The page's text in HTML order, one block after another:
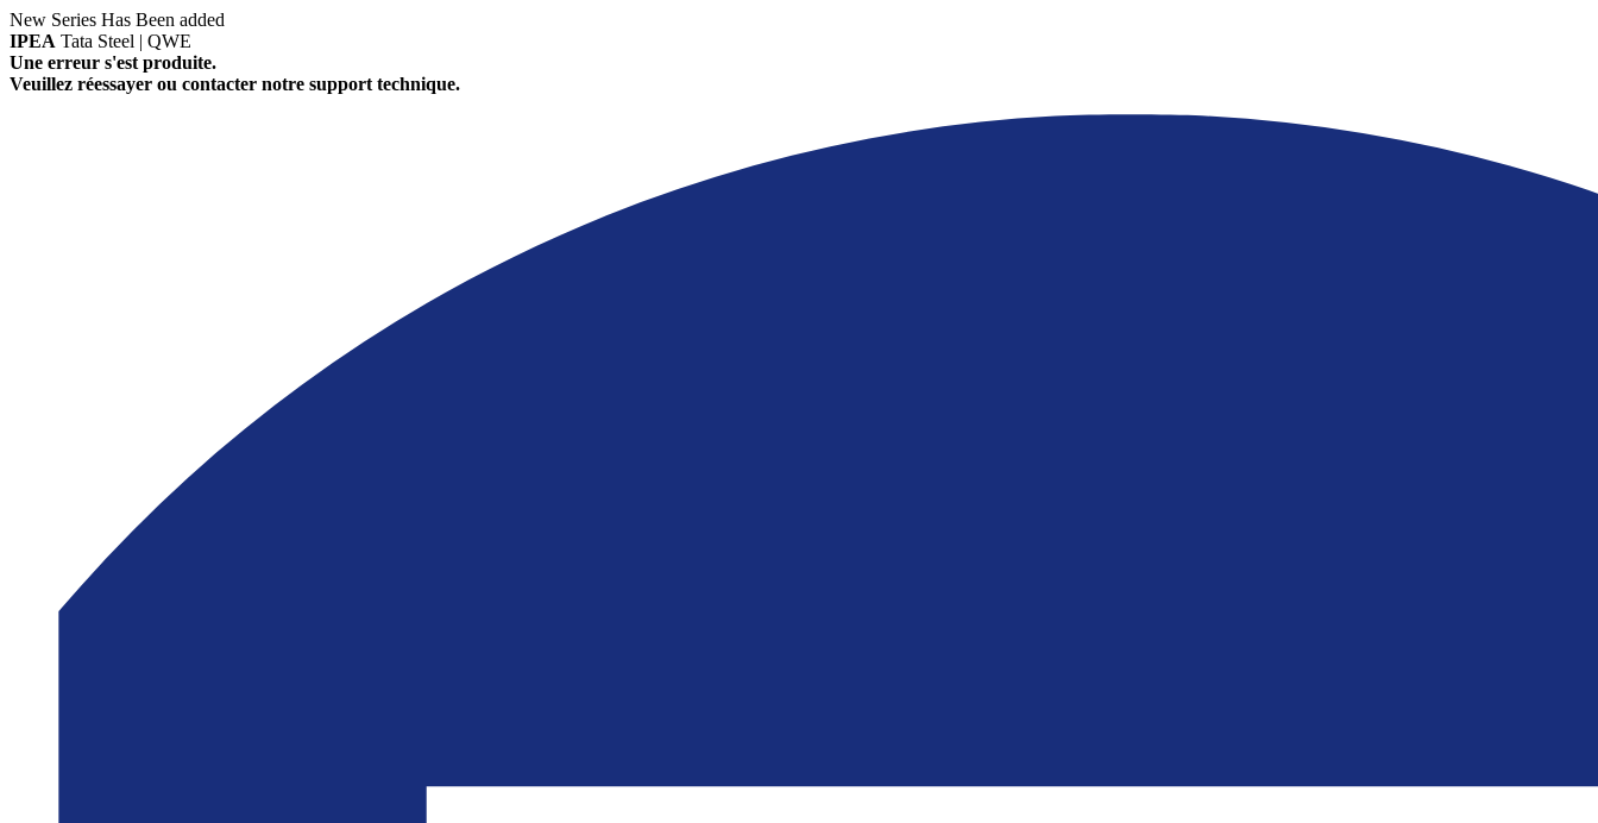
New Series Has Been added
IPEA Tata Steel | QWE
Une erreur s'est produite.
Veuillez réessayer ou contacter notre support technique.